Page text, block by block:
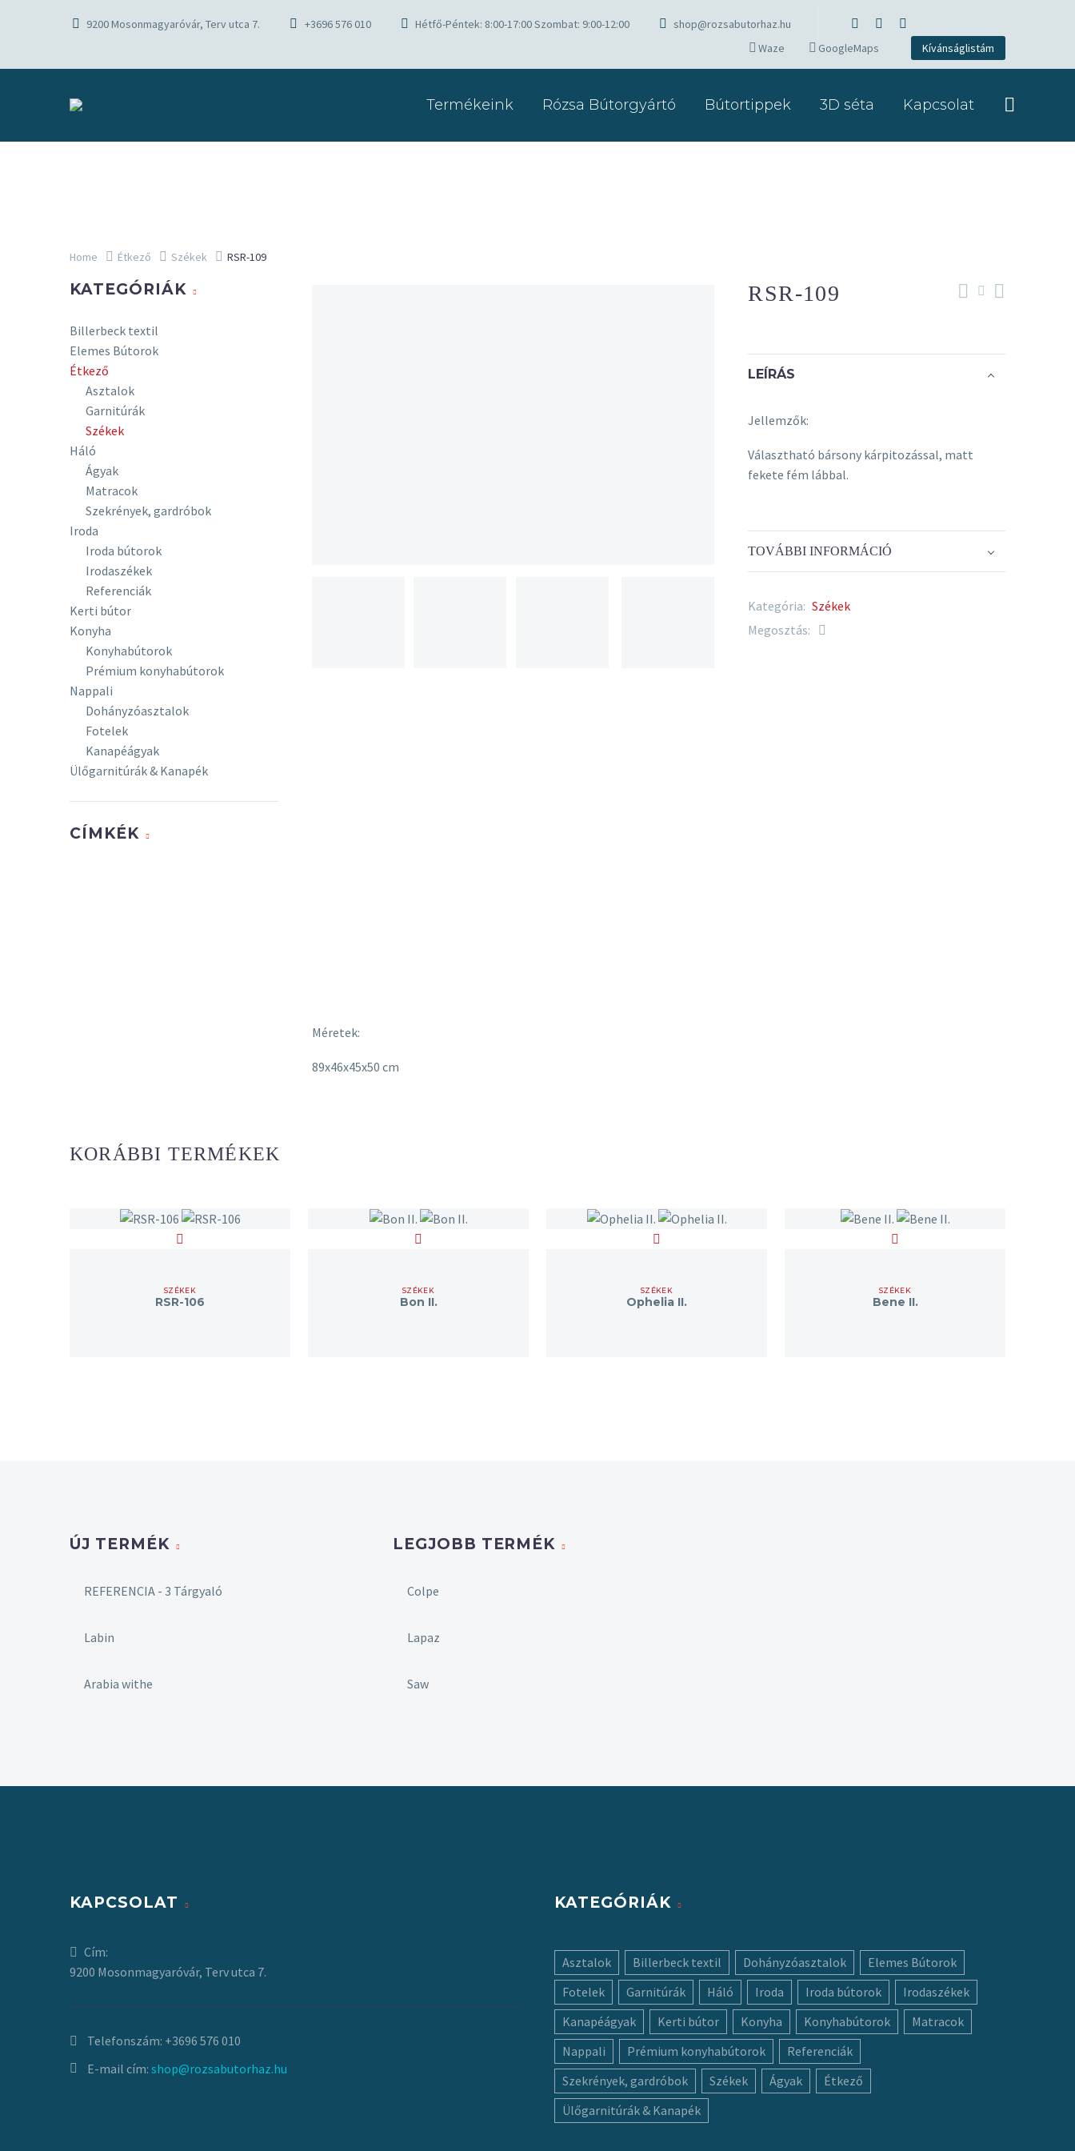
9200 Mosonmagyaróvár, Terv utca 7. +3696 576 010 Hétfő-Péntek: 8:00-17:00 Szombat: 9:00-12:00
shop@rozsabutorhaz.hu
Waze
GoogleMaps Kívánságlistám
Termékeink Rózsa Bútorgyártó Bútortippek 3D séta Kapcsolat
Home Étkező Székek RSR-109
RSR-109
LEÍRÁS
Jellemzők:
Választható bársony kárpitozással, matt
fekete fém lábbal.
TOVÁBBI INFORMÁCIÓ
Kategória: Székek
Megosztás:
Méretek:
89x46x45x50 cm
KATEGÓRIÁK
Billerbeck textil
Elemes Bútorok
Étkező
Asztalok
Garnitúrák
Székek
Háló
Ágyak
Matracok
Szekrények, gardróbok
Iroda
Iroda bútorok
Irodaszékek
Referenciák
Kerti bútor
Konyha
Konyhabútorok
Prémium konyhabútorok
Nappali
Dohányzóasztalok
Fotelek
Kanapéágyak
Ülőgarnitúrák & Kanapék
CÍMKÉK
KORÁBBI TERMÉKEK
SZÉKEK
RSR-106
SZÉKEK
Bon II.
SZÉKEK
Ophelia II.
SZÉKEK
Bene II.
ÚJ TERMÉK
REFERENCIA - 3 Tárgyaló
Labin
Arabia withe
LEGJOBB TERMÉK
Colpe
Lapaz
Saw
KAPCSOLAT
Cím:
9200 Mosonmagyaróvár, Terv utca 7.
Telefonszám: +3696 576 010
E-mail cím: shop@rozsabutorhaz.hu
KATEGÓRIÁK
Asztalok Billerbeck textil Dohányzóasztalok
Elemes Bútorok
Fotelek
Garnitúrák Háló Iroda Iroda bútorok
Irodaszékek
Kanapéágyak
Kerti bútor Konyha Konyhabútorok
Matracok
Nappali
Prémium konyhabútorok
Referenciák
Szekrények, gardróbok
Székek Ágyak
Étkező
Ülőgarnitúrák & Kanapék